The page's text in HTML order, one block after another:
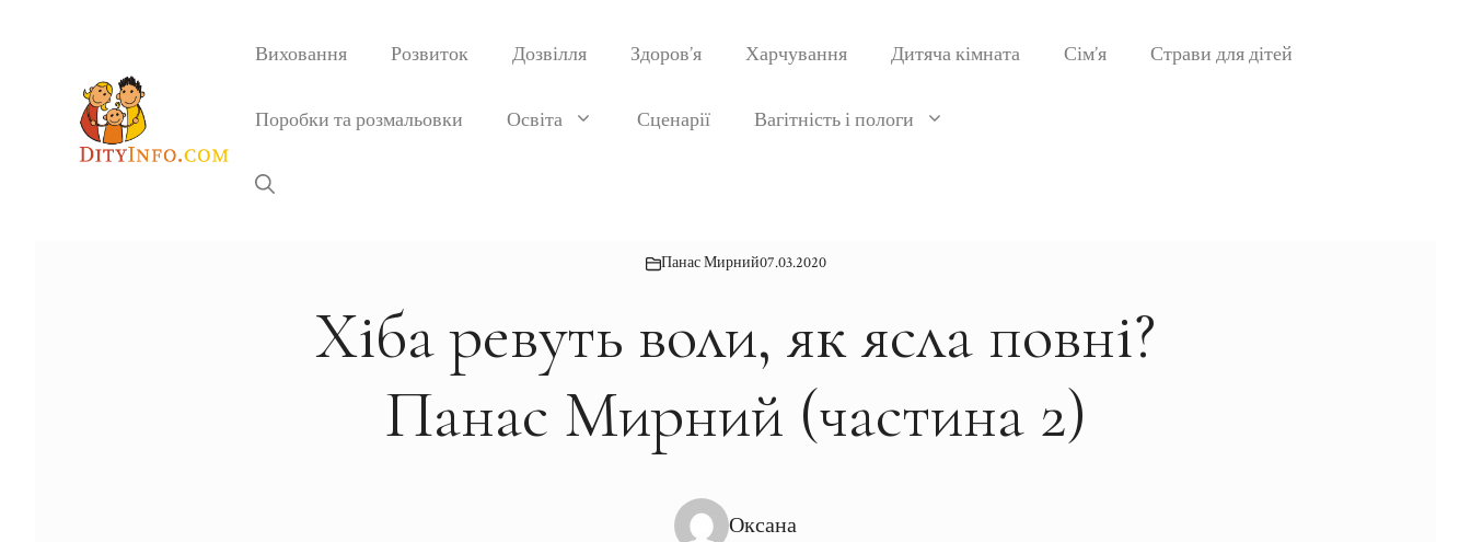
Виховання Розвиток Дозвілля Здоров’я Харчування Дитяча кімната Сім’я Страви для дітей
Поробки та розмальовки Освіта Сценарії Вагітність і пологи
Панас Мирний07.03.2020
Хіба ревуть воли, як ясла повні?
Панас Мирний (частина 2)
Оксана